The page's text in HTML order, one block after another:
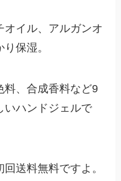
オイル、アルガンオ
保湿。
料、合成香料など9
いハンドジェルで
送料無料ですよ。